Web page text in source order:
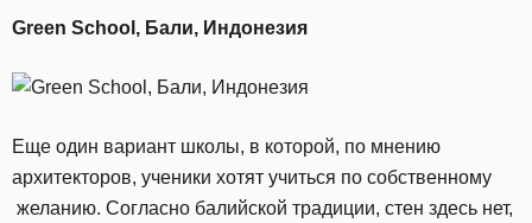
Green School, Бали, Индонезия
Еще один вариант школы, в которой, по мнению
архитекторов, ученики хотят учиться по собственному
желанию. Согласно балийской традиции, стен здесь нет,